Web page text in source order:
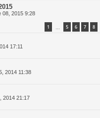
08, 2015 9:28
1 5 6 7 8
17:11
2014 11:38
2014 21:17